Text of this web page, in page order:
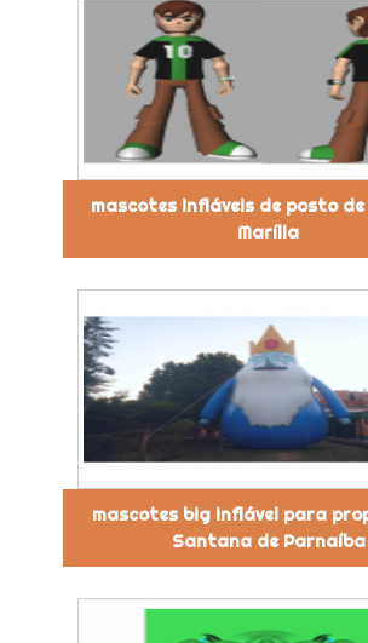
mascotes infláveis de posto
Marília
mascotes big inflável para
Santana de Parnaíba